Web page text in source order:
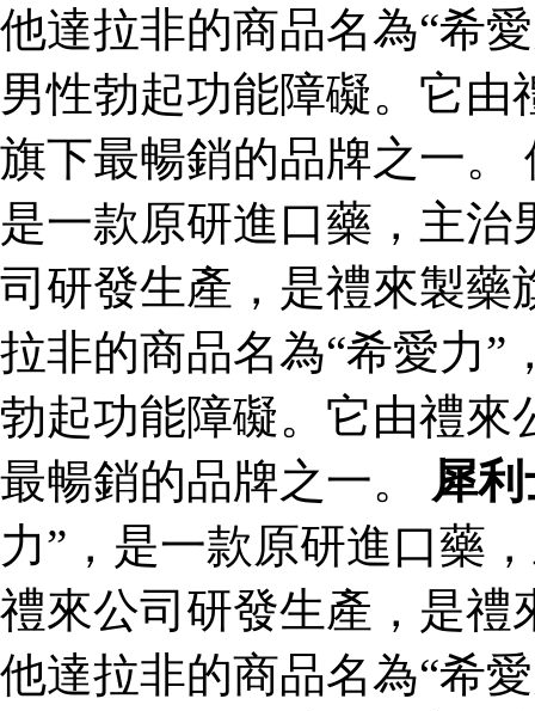
他達拉非的商品名為“希
男性勃起功能障礙。它
旗下最暢銷的品牌之一。
是一款原研進口藥，主
司研發生產，是禮來製藥
拉非的商品名為“希愛力”
勃起功能障礙。它由禮來
最暢銷的品牌之一。 犀
力”，是一款原研進口藥
禮來公司研發生產，是禮
他達拉非的商品名為“希